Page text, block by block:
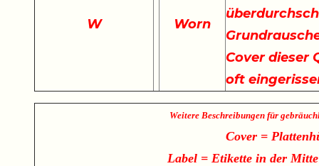
W Worn
Cover dieser
oft
Weitere Beschreibungen für
Cover =
Label = Etikette in der